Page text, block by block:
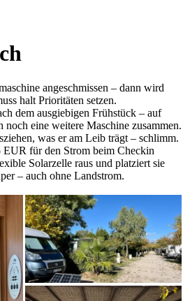
angeschmissen – dann wird
halt Prioritäten setzen.
dem ausgiebigen Frühstück – auf
eine weitere Maschine zusammen.
was er am Leib trägt – schlimm.
EUR für den Strom beim Checkin
Solarzelle raus und platziert sie
– auch ohne Landstrom.